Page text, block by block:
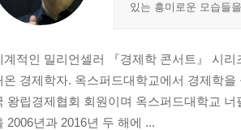
다. 게임을 알면 세상이 보인다.
부가 도둑인 나라―정부 도적행위 이론
나라들은 왜 가난할까? 일반적으로, 가난
문이라고 생각한다. 그렇다면 이 세 가지
쓰고 있을까? 경제학자의 대답은 ‘NO'.
있는 흥미로운 모습들
계적인 밀리언셀러 『경제학 콘서트』 시
온 경제학자. 옥스퍼드대학교에서 경제학
왕립경제협회 회원이며 옥스퍼드대학교
2006년과 2016년 두 해에 ...